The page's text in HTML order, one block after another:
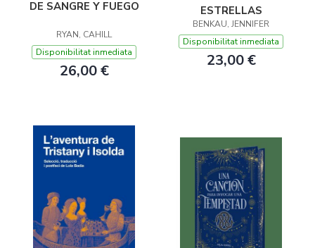
DE SANGRE Y FUEGO
RYAN, CAHILL
Disponibilitat inmediata
26,00 €
ESTRELLAS
BENKAU, JENNIFER
Disponibilitat inmediata
23,00 €